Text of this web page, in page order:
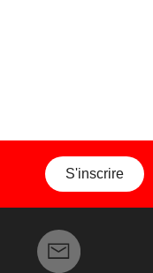
S'inscrire